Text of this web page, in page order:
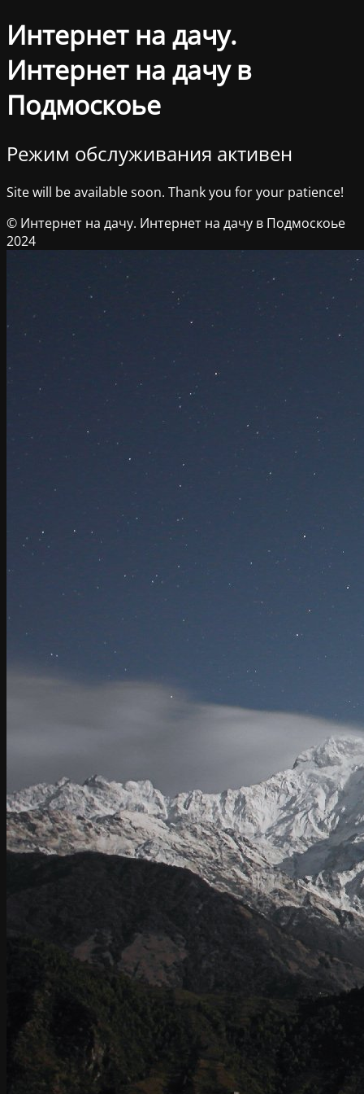
Интернет на дачу.
Интернет на дачу в
Подмоскоье
Режим обслуживания активен
Site will be available soon. Thank you for your patience!
© Интернет на дачу. Интернет на дачу в Подмоскоье
2024